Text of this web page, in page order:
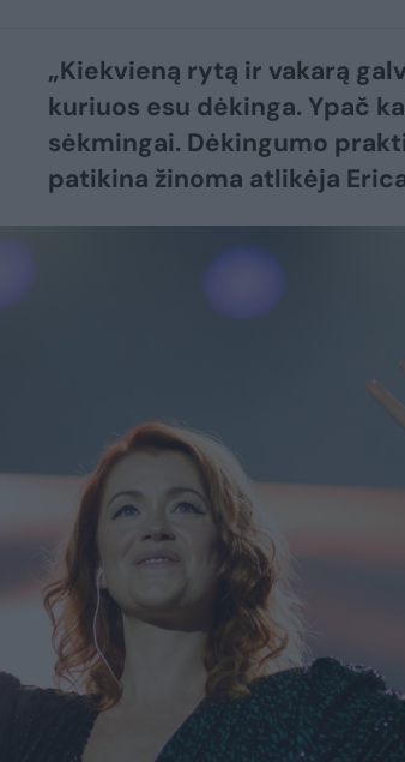
„Kiekvieną rytą ir vakarą
kuriuos esu dėkinga. Ypač
sėkmingai. Dėkingumo
patikina žinoma atlikėja